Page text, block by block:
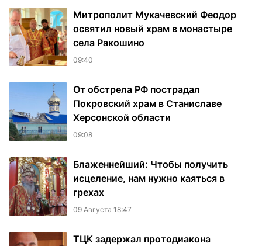
Митрополит Мукачевский Феодор
освятил новый храм в монастыре
села Ракошино
09:40
От обстрела РФ пострадал
Покровский храм в Станиславе
Херсонской области
09:08
Блаженнейший: Чтобы получить
исцеление, нам нужно каяться в
грехах
09 Августа 18:47
ТЦК задержал протодиакона